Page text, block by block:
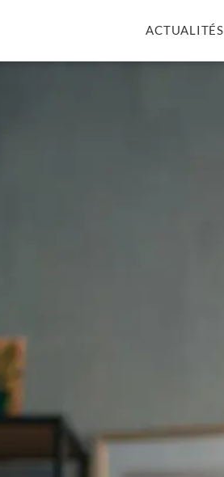
ACTUALITÉS